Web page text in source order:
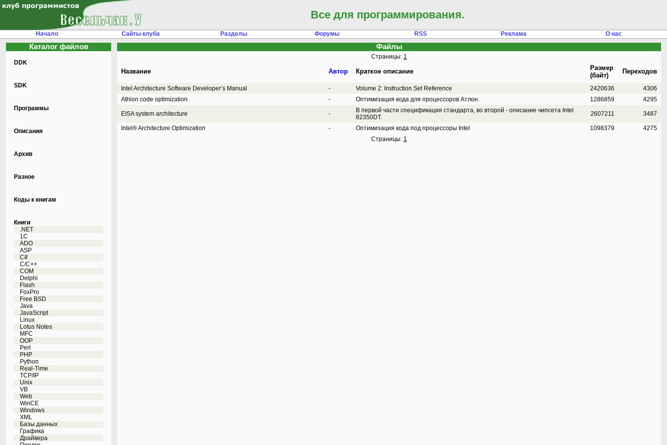
Все для программирования.
Начало Сайты клуба Разделы Форумы RSS Реклама О нас
Каталог файлов
DDK
SDK
Программы
Описания
Архив
Разное
Коды к книгам
Книги
.NET
1C
ADO
ASP
C#
C/C++
COM
Delphi
Flash
FoxPro
Free BSD
Java
JavaScript
Linux
Lotus Notes
MFC
OOP
Perl
PHP
Python
Real-Time
TCP/IP
Unix
VB
Web
WinCE
Windows
XML
Базы данных
Графика
Драйвера
Файлы
Страницы: 1
Название Автор Краткое описание
Размер
(байт)
Переходов
Intel Architecture Software Developer’s Manual - Volume 2: Instruction Set Reference 2420636
4306
Athlon code optimization
- Оптимизация кода для процессоров Атлон. 1286859 4295
EISA system architecture -
В первой части спецификация стандарта, во второй - описание чипсета Intel
82350DT.
2607211 3487
Intel® Architecture Optimization - Оптимизация кода под процессоры Intel 1098379
4275
Страницы: 1